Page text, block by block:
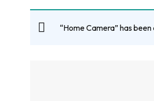
“Home Camera” has